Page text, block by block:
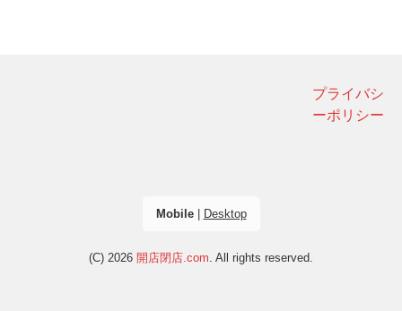
プライバシ
ーポリシー
Mobile| Desktop
(C) 2026 開店閉店.com . All rights reserved.